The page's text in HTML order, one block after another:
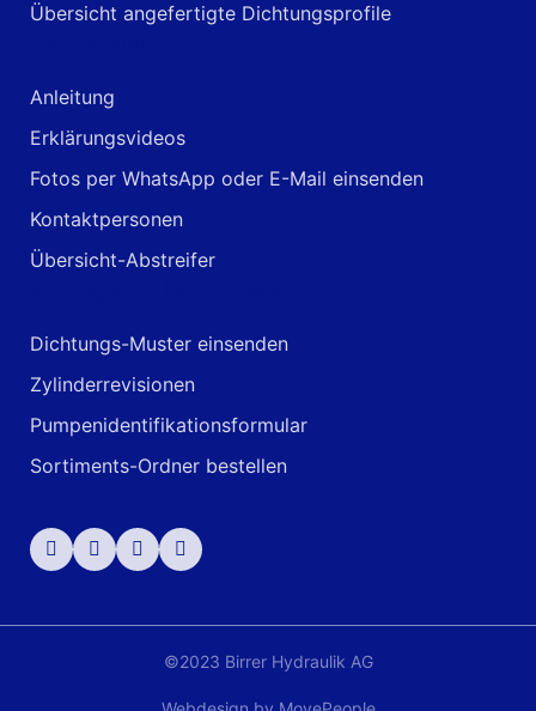
Übersicht angefertigte Dichtungsprofile
Anleitung
Erklärungsvideos
Fotos per WhatsApp oder E-Mail einsenden
Kontaktpersonen
Übersicht-Abstreifer
Dichtungs-Muster einsenden
Zylinderrevisionen
Pumpenidentifikationsformular
Sortiments-Ordner bestellen
©2023 Birrer Hydraulik AG